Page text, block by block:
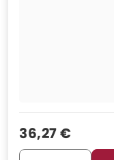
Verkaufspreis
36,27 €